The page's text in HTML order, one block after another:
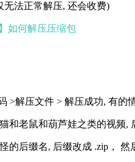
法正常解压, 还会收费)
如何解压压缩包
>解压文件 > 解压成功, 有的
和老鼠和葫芦娃之类的视频,
的后缀名, 后缀改成 .zip，